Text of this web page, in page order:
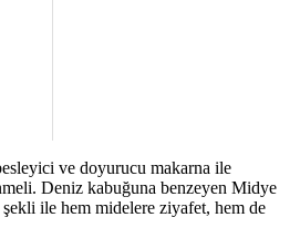
ve doyurucu makarna ile
Deniz kabuğuna benzeyen Midye
şekli ile hem midelere ziyafet, hem de